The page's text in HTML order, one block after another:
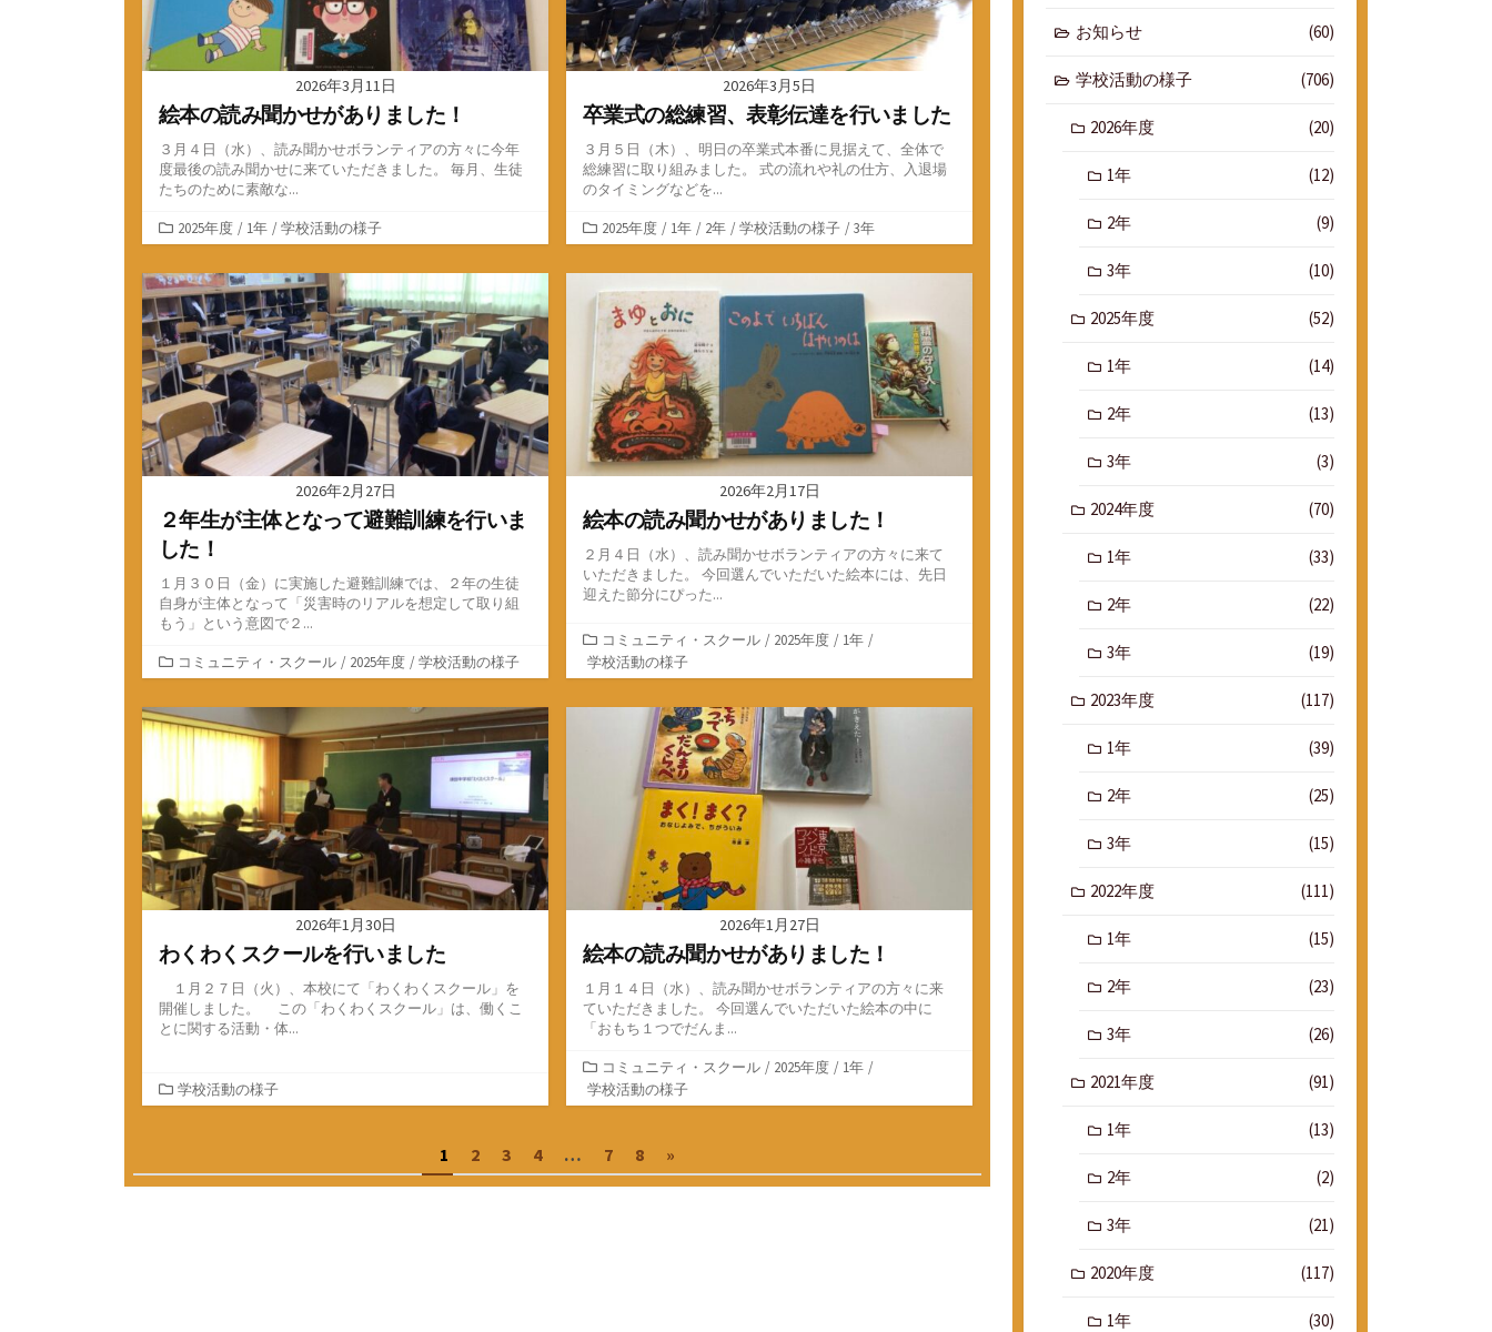
2026年3月11日
絵本の読み聞かせがありました！
３月４日（水）、読み聞かせボランティアの方々に今年
度最後の読み聞かせに来ていただきました。 毎月、生徒
たちのために素敵な...
カ
テ
ゴ
リ
ー
2025年度 / 1年 / 学校活動の様子
2026年3月5日
卒業式の総練習、表彰伝達を行いました
３月５日（木）、明日の卒業式本番に見据えて、全体で
総練習に取り組みました。 式の流れや礼の仕方、入退場
のタイミングなどを...
カ
テ
ゴ
リ
ー
2025年度 / 1年 / 2年 / 学校活動の様子 / 3年
2026年2月27日
２年生が主体となって避難訓練を行いま
した！
１月３０日（金）に実施した避難訓練では、２年の生徒
自身が主体となって「災害時のリアルを想定して取り組
もう」という意図で２...
カ
テ
ゴ
リ
ー
コミュニティ・スクール / 2025年度 / 学校活動の様子
2026年2月17日
絵本の読み聞かせがありました！
２月４日（水）、読み聞かせボランティアの方々に来て
いただきました。 今回選んでいただいた絵本には、先日
迎えた節分にぴった...
カ
テ
ゴ
リ
コミュニティ・スクール / 2025年度 / 1年 /
学校活動の様子
2026年1月30日
わくわくスクールを行いました
１月２７日（火）、本校にて「わくわくスクール」を
開催しました。 この「わくわくスクール」は、働くこ
とに関する活動・体...
カ
テ
ー
学校活動の様子
2026年1月27日
絵本の読み聞かせがありました！
１月１４日（水）、読み聞かせボランティアの方々に来
ていただきました。 今回選んでいただいた絵本の中に
「おもち１つでだんま...
カ
テ
ゴ
ー
コミュニティ・スクール / 2025年度 / 1年 /
学校活動の様子
稿
1 2 3 4 … 7 8 »
お知らせ (60)
学校活動の様子 (706)
2026年度 (20)
1年 (12)
2年 (9)
3年 (10)
2025年度 (52)
1年 (14)
2年 (13)
3年 (3)
2024年度 (70)
1年 (33)
2年 (22)
3年 (19)
2023年度 (117)
1年 (39)
2年 (25)
3年 (15)
2022年度 (111)
1年 (15)
2年 (23)
3年 (26)
2021年度 (91)
1年 (13)
2年 (2)
3年 (21)
2020年度 (117)
1年 (30)